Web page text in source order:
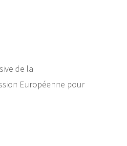
de la
Européenne pour